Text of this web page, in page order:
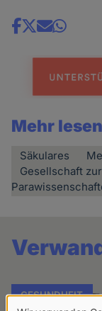
Share
news
Mehr
Säkulares
Gesellschaft
GESUNDHEIT